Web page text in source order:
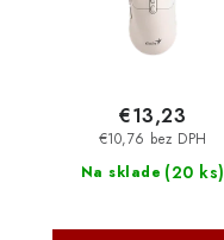
31030042404
Na sklade (20 ks)
€10,76 bez DPH
€13,23